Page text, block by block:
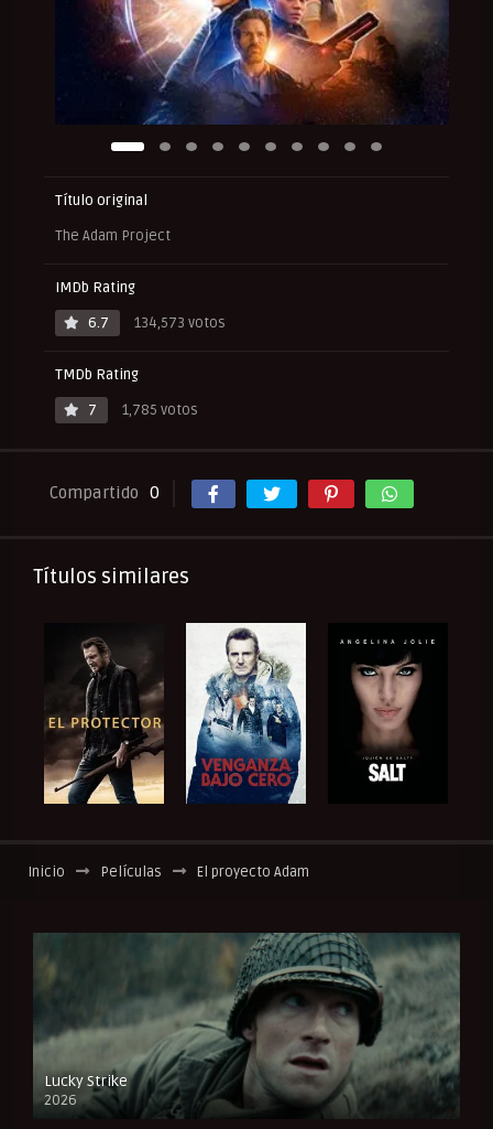
Título original
The Adam Project
IMDb Rating
6.7
134,573 votos
TMDb Rating
7
1,785 votos
Compartido 0
Títulos similares
Inicio Películas El proyecto Adam
Lucky Strike
2026
FULL HD